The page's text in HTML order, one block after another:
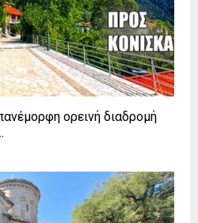
ορεινή διαδρομή